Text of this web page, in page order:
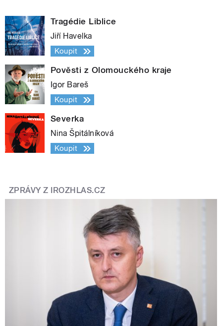
Tragédie Liblice
Jiří Havelka
Koupit
Pověsti z Olomouckého kraje
Igor Bareš
Koupit
Severka
Nina Špitálníková
Koupit
ZPRÁVY Z IROZHLAS.CZ